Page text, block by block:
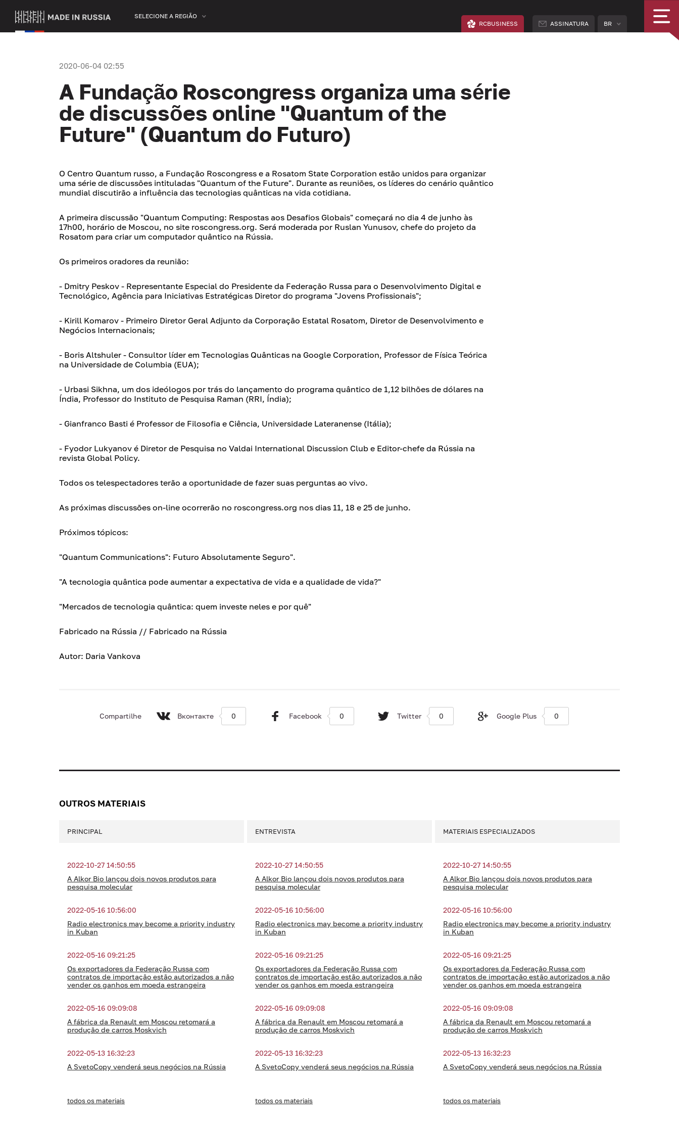
SELECIONE A REGIÃO
RCBUSINESS
ASSINATURA BR
2020-06-04 02:55
A Fundação Roscongress organiza uma série
de discussões online "Quantum of the
Future" (Quantum do Futuro)
O Centro Quantum russo, a Fundação Roscongress e a Rosatom State Corporation estão unidos para organizar
uma série de discussões intituladas "Quantum of the Future". Durante as reuniões, os líderes do cenário quântico
mundial discutirão a influência das tecnologias quânticas na vida cotidiana.
A primeira discussão "Quantum Computing: Respostas aos Desafios Globais" começará no dia 4 de junho às
17h00, horário de Moscou, no site roscongress.org. Será moderada por Ruslan Yunusov, chefe do projeto da
Rosatom para criar um computador quântico na Rússia.
Os primeiros oradores da reunião:
- Dmitry Peskov - Representante Especial do Presidente da Federação Russa para o Desenvolvimento Digital e
Tecnológico, Agência para Iniciativas Estratégicas Diretor do programa "Jovens Profissionais";
- Kirill Komarov - Primeiro Diretor Geral Adjunto da Corporação Estatal Rosatom, Diretor de Desenvolvimento e
Negócios Internacionais;
- Boris Altshuler - Consultor líder em Tecnologias Quânticas na Google Corporation, Professor de Física Teórica
na Universidade de Columbia (EUA);
- Urbasi Sikhna, um dos ideólogos por trás do lançamento do programa quântico de 1,12 bilhões de dólares na
Índia, Professor do Instituto de Pesquisa Raman (RRI, Índia);
- Gianfranco Basti é Professor de Filosofia e Ciência, Universidade Lateranense (Itália);
- Fyodor Lukyanov é Diretor de Pesquisa no Valdai International Discussion Club e Editor-chefe da Rússia na
revista Global Policy.
Todos os telespectadores terão a oportunidade de fazer suas perguntas ao vivo.
As próximas discussões on-line ocorrerão no roscongress.org nos dias 11, 18 e 25 de junho.
Próximos tópicos:
"Quantum Communications": Futuro Absolutamente Seguro".
"A tecnologia quântica pode aumentar a expectativa de vida e a qualidade de vida?"
"Mercados de tecnologia quântica: quem investe neles e por quê"
Fabricado na Rússia // Fabricado na Rússia
Autor: Daria Vankova
Compartilhe Вконтакте 0 Facebook 0 Twitter 0 Google Plus 0
OUTROS MATERIAIS
PRINCIPAL
2022-10-27 14:50:55
A Alkor Bio lançou dois novos produtos para
pesquisa molecular
2022-05-16 10:56:00
Radio electronics may become a priority industry
in Kuban
2022-05-16 09:21:25
Os exportadores da Federação Russa com
contratos de importação estão autorizados a não
vender os ganhos em moeda estrangeira
2022-05-16 09:09:08
A fábrica da Renault em Moscou retomará a
produção de carros Moskvich
2022-05-13 16:32:23
A SvetoCopy venderá seus negócios na Rússia
todos os materiais
ENTREVISTA
2022-10-27 14:50:55
A Alkor Bio lançou dois novos produtos para
pesquisa molecular
2022-05-16 10:56:00
Radio electronics may become a priority industry
in Kuban
2022-05-16 09:21:25
Os exportadores da Federação Russa com
contratos de importação estão autorizados a não
vender os ganhos em moeda estrangeira
2022-05-16 09:09:08
A fábrica da Renault em Moscou retomará a
produção de carros Moskvich
2022-05-13 16:32:23
A SvetoCopy venderá seus negócios na Rússia
todos os materiais
MATERIAIS ESPECIALIZADOS
2022-10-27 14:50:55
A Alkor Bio lançou dois novos produtos para
pesquisa molecular
2022-05-16 10:56:00
Radio electronics may become a priority industry
in Kuban
2022-05-16 09:21:25
Os exportadores da Federação Russa com
contratos de importação estão autorizados a não
vender os ganhos em moeda estrangeira
2022-05-16 09:09:08
A fábrica da Renault em Moscou retomará a
produção de carros Moskvich
2022-05-13 16:32:23
A SvetoCopy venderá seus negócios na Rússia
todos os materiais